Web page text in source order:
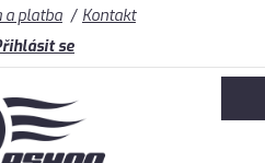
a platba
Kontakt
se